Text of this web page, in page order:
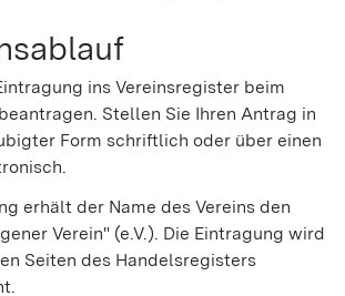
ins Vereinsregister beim
Stellen Sie Ihren Antrag in
Form schriftlich oder über einen
erhält der Name des Vereins den
Verein" (e.V.). Die Eintragung wird
Seiten des Handelsregisters